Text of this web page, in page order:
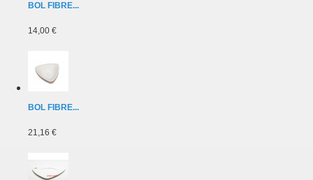
BOL FIBRE...
14,00 €
BOL FIBRE...
21,16 €